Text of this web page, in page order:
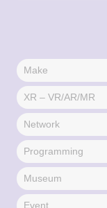
Make
XR – VR/AR/MR
Network
Programming
Museum
Event